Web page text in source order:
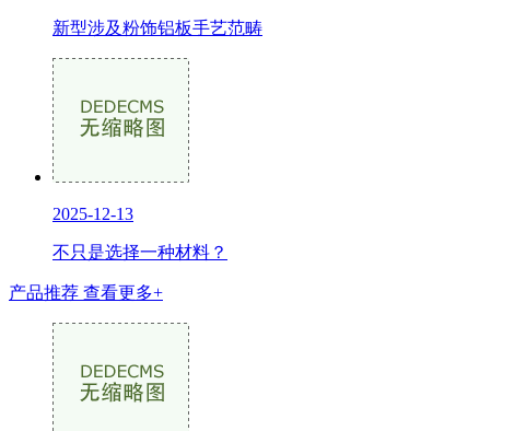
新型涉及粉饰铝板手艺范畴
2025-12-13
不只是选择一种材料？
产品推荐 查看更多+